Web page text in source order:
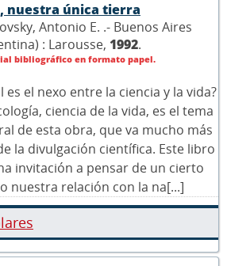
nuestra única tierra
Antonio E. .- Buenos Aires
: Larousse, 1992.
bibliográfico en formato papel.
es el nexo entre la ciencia y la vida?
ciencia de la vida, es el tema
de esta obra, que va mucho más
la divulgación científica. Este libro
invitación a pensar de un cierto
nuestra relación con la na[...]